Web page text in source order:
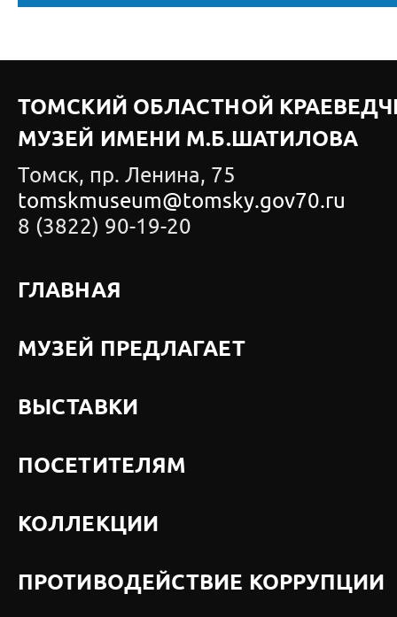
ТОМСКИЙ ОБЛАСТНОЙ
МУЗЕЙ ИМЕНИ М.Б.ШАТИЛОВА
Томск, пр. Ленина, 75
tomskmuseum@tomsky.gov70.ru
8 (3822) 90-19-20
ГЛАВНАЯ
МУЗЕЙ ПРЕДЛАГАЕТ
ВЫСТАВКИ
ПОСЕТИТЕЛЯМ
КОЛЛЕКЦИИ
ПРОТИВОДЕЙСТВИЕ КОРРУПЦИИ